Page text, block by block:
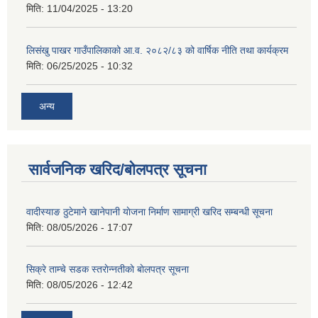
मिति: 11/04/2025 - 13:20
लिसंखु पाखर गाउँपालिकाको आ.व. २०८२/८३ को वार्षिक नीति तथा कार्यक्रम
मिति: 06/25/2025 - 10:32
अन्य
सार्वजनिक खरिद/बोलपत्र सूचना
वादीस्याङ ठुटेमाने खानेपानी याेजना निर्माण सामाग्री खरिद सम्बन्धी सूचना
मिति: 08/05/2026 - 17:07
सिक्रे ताम्चे सडक स्तराेन्नतीकाे बाेलपत्र सूचना
मिति: 08/05/2026 - 12:42